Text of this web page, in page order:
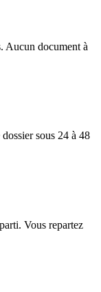
Aucun document à
sous 24 à 48
Vous repartez